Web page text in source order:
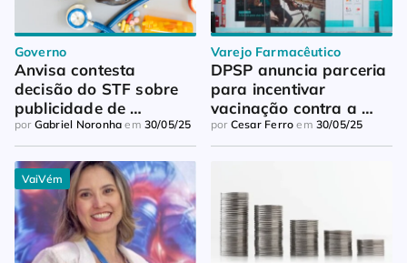
Governo
Anvisa contesta
decisão do STF sobre
publicidade de
medicamentos
por Gabriel Noronha em 30/05/25
Varejo Farmacêutico
DPSP anuncia parceria
para incentivar
vacinação contra a
gripe
por Cesar Ferro em 30/05/25
VaiVém